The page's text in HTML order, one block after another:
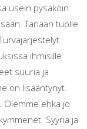
usein pysäköin
Tänään tuolle
ihmisille
suuria ja
on lisääntynyt.
Olemme ehkä jo
Syyria ja